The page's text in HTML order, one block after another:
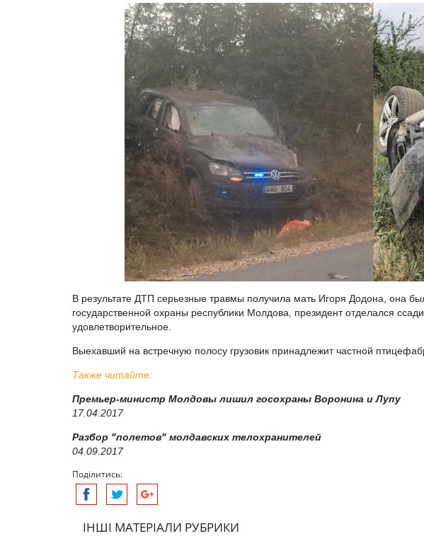
В результате ДТП серьезные травмы получила мать Игоря Додона, она
государственной охраны республики Молдова, президент отделался
удовлетворительное.
Выехавший на встречную полосу грузовик принадлежит частной
Также читайте:
Премьер-министр Молдовы лишил госохраны Воронина и Лупу
17.04.2017
Разбор "полетов" молдавских телохранителей
04.09.2017
Поділитись:
ІНШІ МАТЕРІАЛИ РУБРИКИ